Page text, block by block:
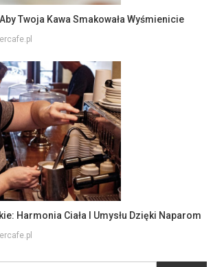
Twoja Kawa Smakowała Wyśmienicie
Harmonia Ciała I Umysłu Dzięki Naparom